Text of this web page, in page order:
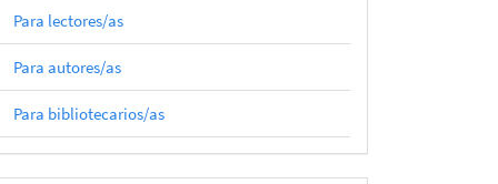
Para lectores/as
Para autores/as
Para bibliotecarios/as